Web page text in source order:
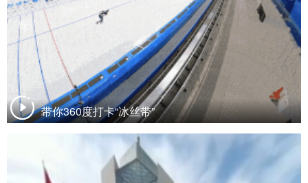
带你360度打卡“冰丝带”